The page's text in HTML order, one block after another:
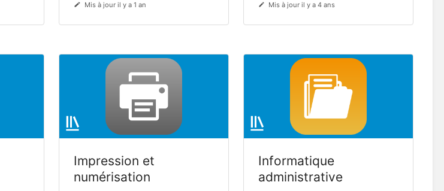
Mis à jour il y a 1 an
Mis à jour il y a 4 ans
Impression et
numérisation
Informatique
administrative